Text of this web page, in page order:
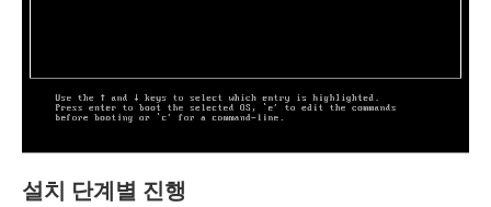
설치 단계별 진행